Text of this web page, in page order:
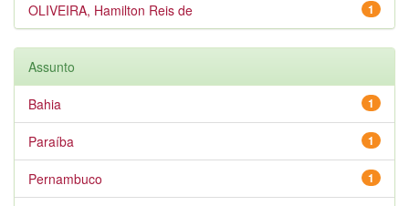
1
OLIVEIRA, Hamilton Reis de
Assunto
1
Bahia
1
Paraíba
1
Pernambuco